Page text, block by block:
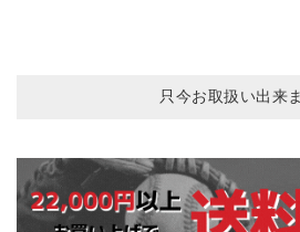
只今お取扱い出来